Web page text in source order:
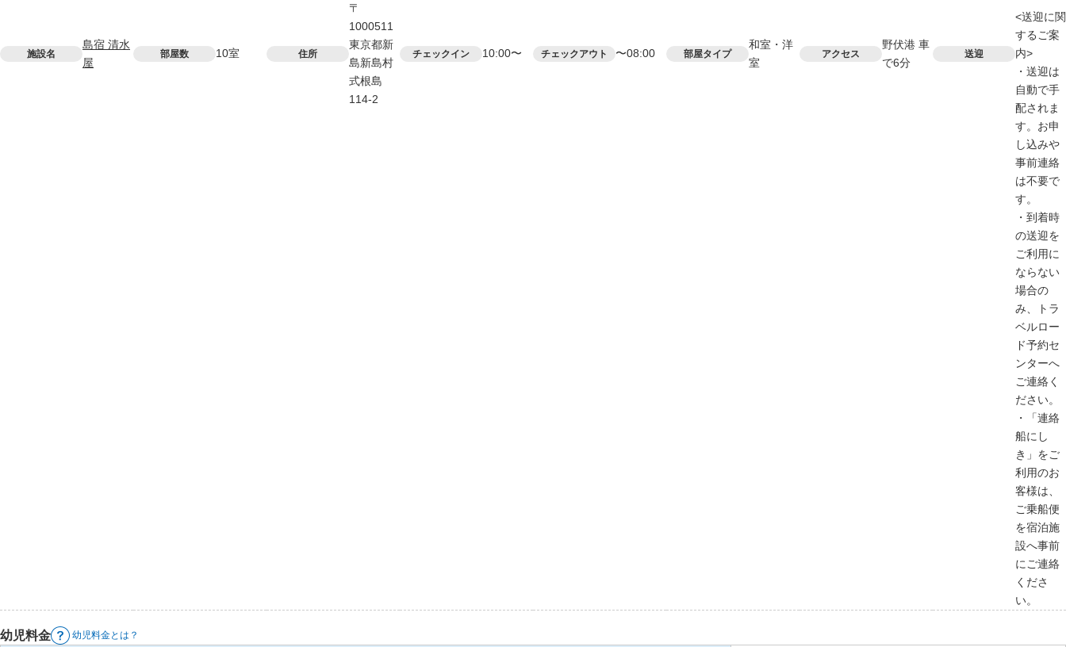
施設名
島宿 清水
屋
部屋数 10室 住所
〒
1000511
東京都新
島新島村
式根島
114-2
チェックイン 10:00〜 チェックアウト 〜08:00 部屋タイプ
和室・洋
室
アクセス
野伏港 車
で6分
送迎
<送迎に関
するご案
内>
・送迎は
自動で手
配されま
す。お申
し込みや
事前連絡
は不要で
す。
・到着時
の送迎を
ご利用に
ならない
場合の
み、トラ
ベルロー
ド予約セ
ンターへ
ご連絡く
ださい。
・「連絡
船にし
き」をご
利用のお
客様は、
ご乗船便
を宿泊施
設へ事前
にご連絡
くださ
い。
幼児料金 幼児料金とは？